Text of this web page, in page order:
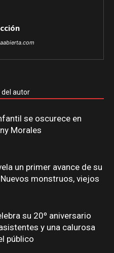
del autor
se oscurece en
Morales
un primer avance de su
monstruos, viejos
su 20º aniversario
y una calurosa
público